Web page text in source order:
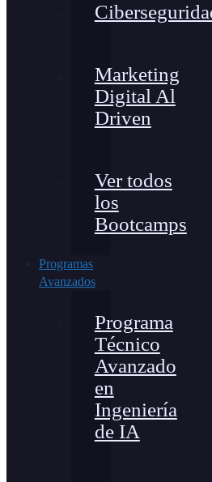
Marketing
Digital Al
Driven
Ver todos
los
Bootcamps
Programas
Avanzados
Programa
Técnico
Avanzado
en
Ingeniería
de IA